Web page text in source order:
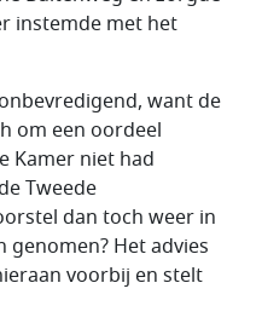
instemde met het
want de
om een oordeel
Kamer niet had
Tweede
dan toch weer in
Het advies
voorbij en stelt